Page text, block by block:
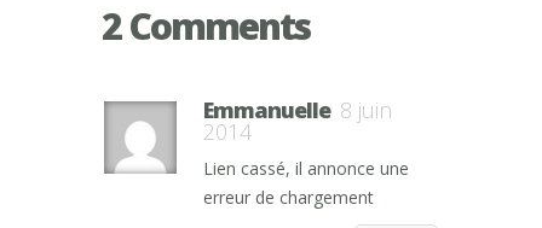
2 Comments
Emmanuelle 8 juin
2014
Lien cassé, il annonce une
erreur de chargement